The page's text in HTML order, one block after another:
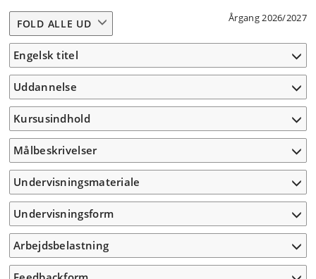
Årgang 2026/2027
FOLD ALLE UD
Engelsk titel
Uddannelse
Kursusindhold
Målbeskrivelser
Undervisningsmateriale
Undervisningsform
Arbejdsbelastning